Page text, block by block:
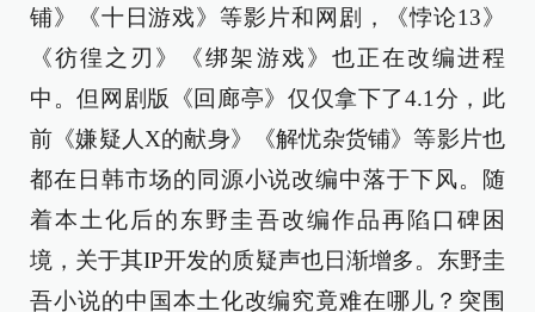
铺》《十日游戏》等影片和网剧，《悖论13》
《彷徨之刃》《绑架游戏》也正在改编进程
中。但网剧版《回廊亭》仅仅拿下了4.1分，此
前《嫌疑人X的献身》《解忧杂货铺》等影片也
都在日韩市场的同源小说改编中落于下风。随
着本土化后的东野圭吾改编作品再陷口碑困
境，关于其IP开发的质疑声也日渐增多。东野圭
吾小说的中国本土化改编究竟难在哪儿？突围